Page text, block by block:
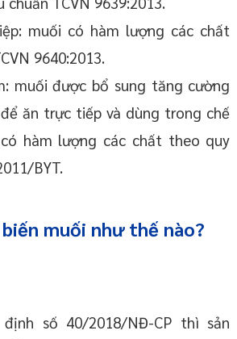
muối có hàm lượng các chất
9640:2013.
muối được bổ sung tăng cường
ăn trực tiếp và dùng trong chế
hàm lượng các chất theo quy
BYT.
muối như thế nào?
số 40/2018/NĐ-CP thì sản